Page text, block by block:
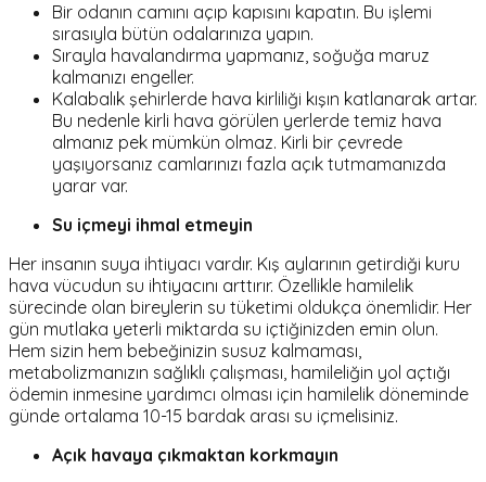
Bir odanın camını açıp kapısını kapatın. Bu işlemi
sırasıyla bütün odalarınıza yapın.
Sırayla havalandırma yapmanız, soğuğa maruz
kalmanızı engeller.
Kalabalık şehirlerde hava kirliliği kışın katlanarak artar.
Bu nedenle kirli hava görülen yerlerde temiz hava
almanız pek mümkün olmaz. Kirli bir çevrede
yaşıyorsanız camlarınızı fazla açık tutmamanızda
yarar var.
Su içmeyi ihmal etmeyin
Her insanın suya ihtiyacı vardır. Kış aylarının getirdiği kuru
hava vücudun su ihtiyacını arttırır. Özellikle hamilelik
sürecinde olan bireylerin su tüketimi oldukça önemlidir. Her
gün mutlaka yeterli miktarda su içtiğinizden emin olun.
Hem sizin hem bebeğinizin susuz kalmaması,
metabolizmanızın sağlıklı çalışması, hamileliğin yol açtığı
ödemin inmesine yardımcı olması için hamilelik döneminde
günde ortalama 10-15 bardak arası su içmelisiniz.
Açık havaya çıkmaktan korkmayın